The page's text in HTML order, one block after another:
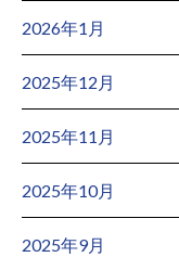
2026年1月
2025年12月
2025年11月
2025年10月
2025年9月